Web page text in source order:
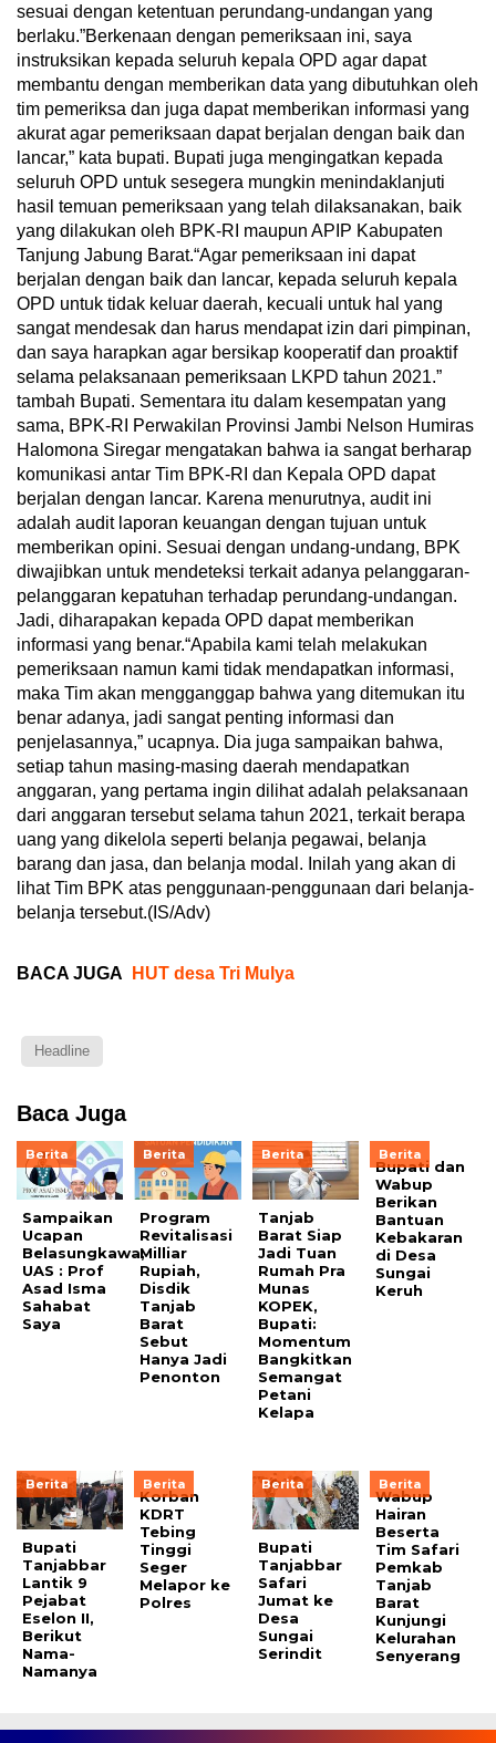
sesuai dengan ketentuan perundang-undangan yang
berlaku.”Berkenaan dengan pemeriksaan ini, saya
instruksikan kepada seluruh kepala OPD agar dapat
membantu dengan memberikan data yang dibutuhkan oleh
tim pemeriksa dan juga dapat memberikan informasi yang
akurat agar pemeriksaan dapat berjalan dengan baik dan
lancar,” kata bupati. Bupati juga mengingatkan kepada
seluruh OPD untuk sesegera mungkin menindaklanjuti
hasil temuan pemeriksaan yang telah dilaksanakan, baik
yang dilakukan oleh BPK-RI maupun APIP Kabupaten
Tanjung Jabung Barat.“Agar pemeriksaan ini dapat
berjalan dengan baik dan lancar, kepada seluruh kepala
OPD untuk tidak keluar daerah, kecuali untuk hal yang
sangat mendesak dan harus mendapat izin dari pimpinan,
dan saya harapkan agar bersikap kooperatif dan proaktif
selama pelaksanaan pemeriksaan LKPD tahun 2021.”
tambah Bupati. Sementara itu dalam kesempatan yang
sama, BPK-RI Perwakilan Provinsi Jambi Nelson Humiras
Halomona Siregar mengatakan bahwa ia sangat berharap
komunikasi antar Tim BPK-RI dan Kepala OPD dapat
berjalan dengan lancar. Karena menurutnya, audit ini
adalah audit laporan keuangan dengan tujuan untuk
memberikan opini. Sesuai dengan undang-undang, BPK
diwajibkan untuk mendeteksi terkait adanya pelanggaran-
pelanggaran kepatuhan terhadap perundang-undangan.
Jadi, diharapakan kepada OPD dapat memberikan
informasi yang benar.“Apabila kami telah melakukan
pemeriksaan namun kami tidak mendapatkan informasi,
maka Tim akan mengganggap bahwa yang ditemukan itu
benar adanya, jadi sangat penting informasi dan
penjelasannya,” ucapnya. Dia juga sampaikan bahwa,
setiap tahun masing-masing daerah mendapatkan
anggaran, yang pertama ingin dilihat adalah pelaksanaan
dari anggaran tersebut selama tahun 2021, terkait berapa
uang yang dikelola seperti belanja pegawai, belanja
barang dan jasa, dan belanja modal. Inilah yang akan di
lihat Tim BPK atas penggunaan-penggunaan dari belanja-
belanja tersebut.(IS/Adv)
BACA JUGA HUT desa Tri Mulya
Headline
Baca Juga
Berita
Sampaikan
Ucapan
Belasungkawa,
UAS : Prof
Asad Isma
Sahabat
Saya
Berita
Program
Revitalisasi
Milliar
Rupiah,
Disdik
Tanjab
Barat
Sebut
Hanya Jadi
Penonton
Berita
Tanjab
Barat Siap
Jadi Tuan
Rumah Pra
Munas
KOPEK,
Bupati:
Momentum
Bangkitkan
Semangat
Petani
Kelapa
Berita
Bupati dan
Wabup
Berikan
Bantuan
Kebakaran
di Desa
Sungai
Keruh
Berita
Bupati
Tanjabbar
Lantik 9
Pejabat
Eselon II,
Berikut
Nama-
Namanya
Berita
Korban
KDRT
Tebing
Tinggi
Seger
Melapor ke
Polres
Berita
Bupati
Tanjabbar
Safari
Jumat ke
Desa
Sungai
Serindit
Berita
Wabup
Hairan
Beserta
Tim Safari
Pemkab
Tanjab
Barat
Kunjungi
Kelurahan
Senyerang